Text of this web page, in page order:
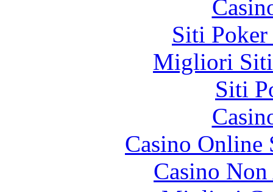
Siti
Migliori Siti
Siti
Casino
Casino